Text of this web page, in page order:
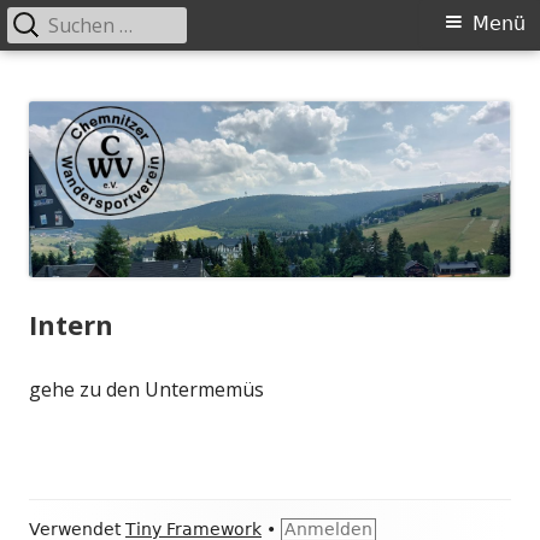
zum
Inhalt
eV.
Primäres
Menü
Suchen
nach:
Intern
gehe zu den Untermemüs
Footer
VerwendetTiny Framework • Anmelden